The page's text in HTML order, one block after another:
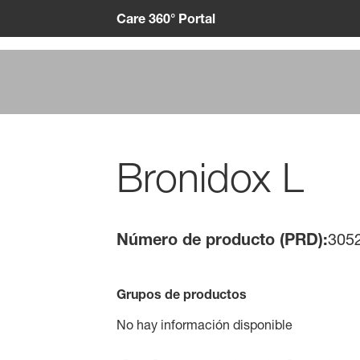
Care 360° Portal
Bronidox L
Número de producto (PRD):
Grupos de productos
No hay información disponible